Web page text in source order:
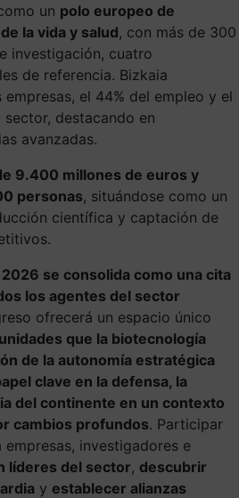
un polo europeo de
la vida y salud, con más de 300
investigación, cuatro
de referencia. Bizkaia
el 44% del empleo y el
destacando en
avanzadas.
9.400 millones de euros y
personas, situándose como un
científica y captación de
2026 se consolida como una cita
los agentes del sector
ofrecerá un espacio único
que la biotecnología
de la autonomía estratégica
clave en la defensa, la
del continente en un contexto
cambios profundos. Participar
empresas, investigadores e
líderes del sector, descubrir
y establecer alianzas